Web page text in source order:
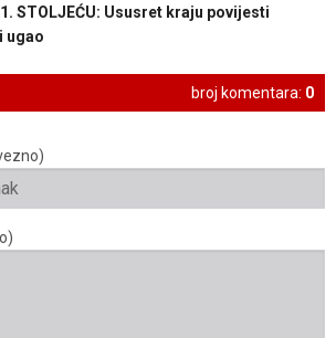
STOLJEĆU: Ususret kraju povijesti
ugao
broj komentara: 0